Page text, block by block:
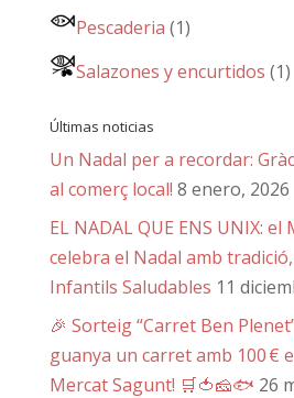
Pescaderia (1)
Salazones y encurtidos (1)
Últimas noticias
Un Nadal per a recordar:
al comerç local! 8 enero, 2026
EL NADAL QUE ENS UNIX:
celebra el Nadal amb
Infantils Saludables 11
🎉 Sorteig “Carret Ben
guanya un carret amb 100 €
Mercat Sagunt! 🛒🍅🧀🐟 26